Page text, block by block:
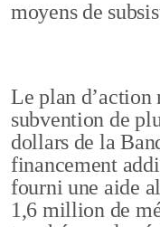
moyens de
Le plan d’action
subvention de
dollars de la
financement
fourni une aide
1,6 million de